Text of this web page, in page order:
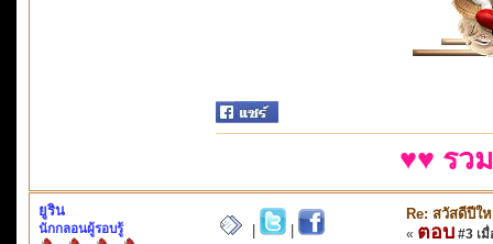
♥♥ รว
ยูริน
นักกลอนผู้รอบรู้
Re: สวัสดีปีใ
« ตอบ #3 เมื่